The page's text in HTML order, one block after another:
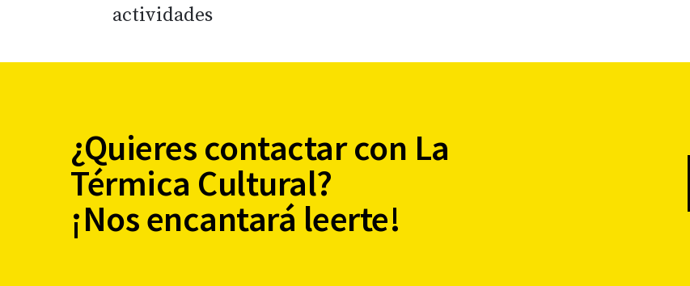
actividades
¿Quieres contactar con La
Térmica Cultural?
¡Nos encantará leerte!